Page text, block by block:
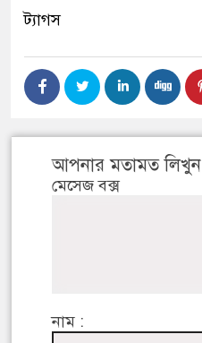
ট্যাগস
আপনার মতামত লিখুন
মেসেজ বক্স
নাম :